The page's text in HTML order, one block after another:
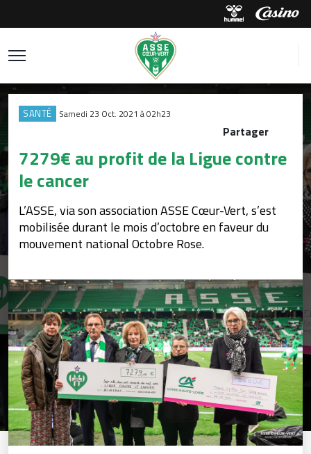
SANTÉ Samedi 23 Oct. 2021 à 02h23
Partager
7279€ au profit de la Ligue contre
le cancer
L’ASSE, via son association ASSE Cœur-Vert, s’est
mobilisée durant le mois d’octobre en faveur du
mouvement national Octobre Rose.